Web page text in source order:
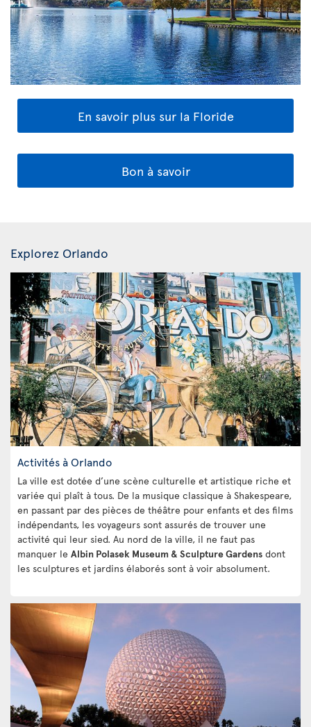
En savoir plus sur la Floride
Bon à savoir
Explorez Orlando
Activités à Orlando
La ville est dotée d’une scène culturelle et artistique riche et
variée qui plaît à tous. De la musique classique à Shakespeare,
en passant par des pièces de théâtre pour enfants et des films
indépendants, les voyageurs sont assurés de trouver une
activité qui leur sied. Au nord de la ville, il ne faut pas
manquer le Albin Polasek Museum & Sculpture Gardens dont
les sculptures et jardins élaborés sont à voir absolument.